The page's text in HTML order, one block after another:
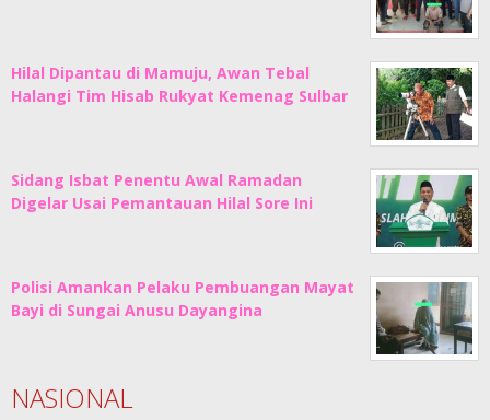
Hilal Dipantau di Mamuju, Awan Tebal
Halangi Tim Hisab Rukyat Kemenag Sulbar
Sidang Isbat Penentu Awal Ramadan
Digelar Usai Pemantauan Hilal Sore Ini
Polisi Amankan Pelaku Pembuangan Mayat
Bayi di Sungai Anusu Dayangina
NASIONAL